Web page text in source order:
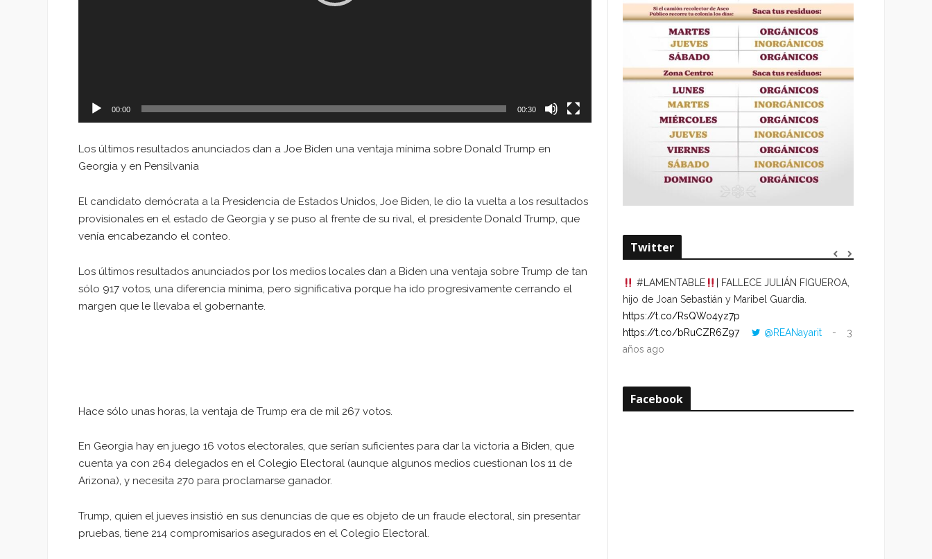
00:00 00:30
Los últimos resultados anunciados dan a Joe Biden una ventaja mínima sobre Donald Trump en
Georgia y en Pensilvania
El candidato demócrata a la Presidencia de Estados Unidos, Joe Biden, le dio la vuelta a los resultados
provisionales en el estado de Georgia y se puso al frente de su rival, el presidente Donald Trump, que
venía encabezando el conteo.
Los últimos resultados anunciados por los medios locales dan a Biden una ventaja sobre Trump de tan
sólo 917 votos, una diferencia mínima, pero significativa porque ha ido progresivamente cerrando el
margen que le llevaba el gobernante.
Hace sólo unas horas, la ventaja de Trump era de mil 267 votos.
En Georgia hay en juego 16 votos electorales, que serían suficientes para dar la victoria a Biden, que
cuenta ya con 264 delegados en el Colegio Electoral (aunque algunos medios cuestionan los 11 de
Arizona), y necesita 270 para proclamarse ganador.
Trump, quien el jueves insistió en sus denuncias de que es objeto de un fraude electoral, sin presentar
pruebas, tiene 214 compromisarios asegurados en el Colegio Electoral.
Twitter
#LAMENTABLE
| FALLECE JULIÁN FIGUEROA,
hijo de Joan Sebastián y Maribel Guardia.
https://t.co/RsQWo4yz7p
https://t.co/bRuCZR6Z97
@REANayarit
3
años ago
Facebook